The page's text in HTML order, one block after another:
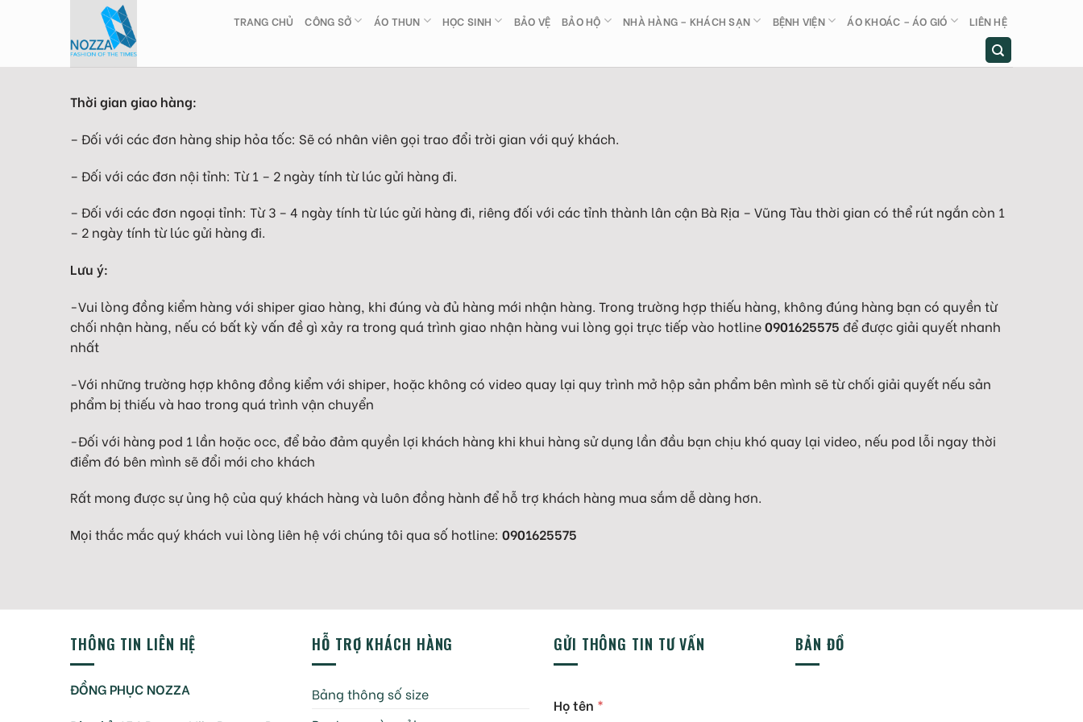
TRANG CHỦ CÔNG SỞ ÁO THUN HỌC SINH BẢO VỆ BẢO HỘ NHÀ HÀNG – KHÁCH SẠN BỆNH VIỆN ÁO KHOÁC – ÁO GIÓ LIÊN HỆ
Thời gian giao hàng:
– Đối với các đơn hàng ship hỏa tốc: Sẽ có nhân viên gọi trao đổi trời gian với quý khách.
– Đối với các đơn nội tỉnh: Từ 1 – 2 ngày tính từ lúc gửi hàng đi.
– Đối với các đơn ngoại tỉnh: Từ 3 – 4 ngày tính từ lúc gửi hàng đi, riêng đối với các tỉnh thành lân cận Bà Rịa – Vũng Tàu thời gian có thể rút ngắn còn 1
– 2 ngày tính từ lúc gửi hàng đi.
Lưu ý:
-Vui lòng đồng kiểm hàng với shiper giao hàng, khi đúng và đủ hàng mới nhận hàng. Trong trường hợp thiếu hàng, không đúng hàng bạn có quyền từ
chối nhận hàng, nếu có bất kỳ vấn đề gì xảy ra trong quá trình giao nhận hàng vui lòng gọi trực tiếp vào hotline0901625575 để được giải quyết nhanh
nhất
-Với những trường hợp không đồng kiểm với shiper, hoặc không có video quay lại quy trình mở hộp sản phẩm bên mình sẽ từ chối giải quyết nếu sản
phẩm bị thiếu và hao trong quá trình vận chuyển
-Đối với hàng pod 1 lần hoặc occ, để bảo đảm quyền lợi khách hàng khi khui hàng sử dụng lần đầu bạn chịu khó quay lại video, nếu pod lỗi ngay thời
điểm đó bên mình sẽ đổi mới cho khách
Rất mong được sự ủng hộ của quý khách hàng và luôn đồng hành để hỗ trợ khách hàng mua sắm dễ dàng hơn.
Mọi thắc mắc quý khách vui lòng liên hệ với chúng tôi qua số hotline: 0901625575
THÔNG TIN LIÊN HỆ
ĐỒNG PHỤC NOZZA
HỖ TRỢ KHÁCH HÀNG
Bảng thông số size
GỬI THÔNG TIN TƯ VẤN
Họ tên *
BẢN ĐỒ